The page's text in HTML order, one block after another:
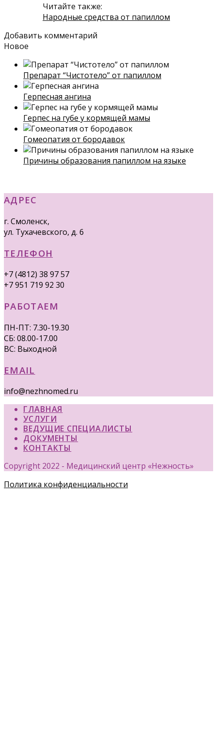
Читайте также:
Народные средства от папиллом
Добавить комментарий
Новое
Препарат “Чистотело” от папиллом
Герпесная ангина
Герпес на губе у кормящей мамы
Гомеопатия от бородавок
Причины образования папиллом на языке
АДРЕС
г. Смоленск,
ул. Тухачевского, д. 6
ТЕЛЕФОН
+7 (4812) 38 97 57
+7 951 719 92 30
РАБОТАЕМ
ПН-ПТ: 7.30-19.30
СБ: 08.00-17.00
ВС: Выходной
EMAIL
info@nezhnomed.ru
ГЛАВНАЯ
УСЛУГИ
ВЕДУЩИЕ СПЕЦИАЛИСТЫ
ДОКУМЕНТЫ
КОНТАКТЫ
Copyright 2022 - Медицинский центр «Нежность»
Политика конфиденциальности